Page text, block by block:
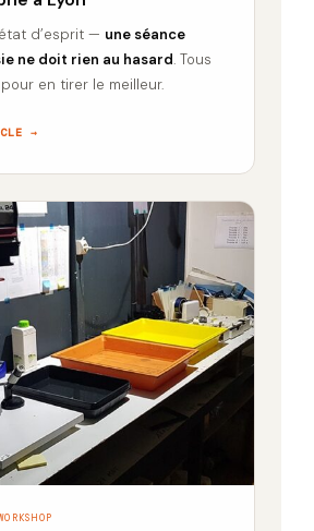
d’esprit — une séance
ne doit rien au hasard. Tous
en tirer le meilleur.
→